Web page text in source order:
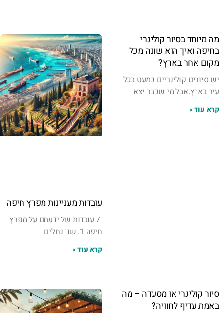
מה מיוחד בסיור קולינרי
בחיפה ואיך הוא שונה מכל
מקום אחר בארץ?
יש סיורים קולינריים כמעט בכל
עיר בארץ.אבל מי שכבר יצא
קרא עוד »
עובדות מעניינות מפרץ חיפה
7 עובדות של ידעתם על מפרץ
חיפה 1. שני נחלים
קרא עוד »
סיור קולינרי או מסעדה – מה
באמת עדיף לחוויה?